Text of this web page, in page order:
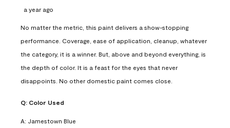
a year ago
No matter the metric, this paint delivers a show-stopping
performance. Coverage, ease of application, cleanup, whatever
the category, it is a winner. But, above and beyond everything, is
the depth of color. It is a feast for the eyes that never
disappoints. No other domestic paint comes close.
Q: Color Used
A: Jamestown Blue